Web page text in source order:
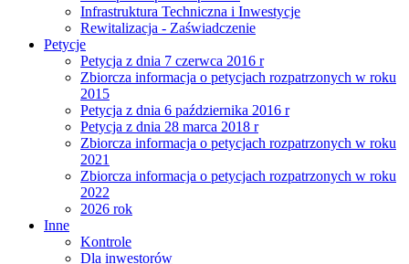
Infrastruktura Techniczna i Inwestycje
Rewitalizacja - Zaświadczenie
Petycje
Petycja z dnia 7 czerwca 2016 r
Zbiorcza informacja o petycjach rozpatrzonych w roku
2015
Petycja z dnia 6 października 2016 r
Petycja z dnia 28 marca 2018 r
Zbiorcza informacja o petycjach rozpatrzonych w roku
2021
Zbiorcza informacja o petycjach rozpatrzonych w roku
2022
2026 rok
Inne
Kontrole
Dla inwestorów